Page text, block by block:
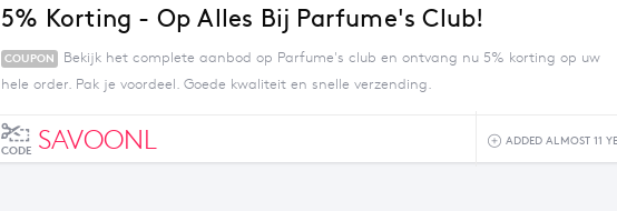
5% Korting - Op Alles Bij Parfume's Club!
COUPON
Bekijk het complete aanbod op Parfume's club en ontvang nu 5% korting op uw
hele order. Pak je voordeel. Goede kwaliteit en snelle verzending.
CODE SAVOONL ADDED ALMOST 11